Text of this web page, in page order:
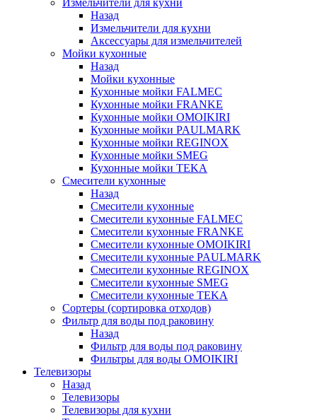
Измельчители для кухни
Назад
Измельчители для кухни
Аксессуары для измельчителей
Мойки кухонные
Назад
Мойки кухонные
Кухонные мойки FALMEC
Кухонные мойки FRANKE
Кухонные мойки OMOIKIRI
Кухонные мойки PAULMARK
Кухонные мойки REGINOX
Кухонные мойки SMEG
Кухонные мойки TEKA
Смесители кухонные
Назад
Смесители кухонные
Смесители кухонные FALMEC
Смесители кухонные FRANKE
Смесители кухонные OMOIKIRI
Смесители кухонные PAULMARK
Смесители кухонные REGINOX
Смесители кухонные SMEG
Смесители кухонные TEKA
Сортеры (сортировка отходов)
Фильтр для воды под раковину
Назад
Фильтр для воды под раковину
Фильтры для воды OMOIKIRI
Телевизоры
Назад
Телевизоры
Телевизоры для кухни